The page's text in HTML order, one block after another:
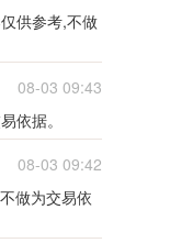
币
供参考,不做
08-03 09:43
依据。
08-03 09:42
做为交易依